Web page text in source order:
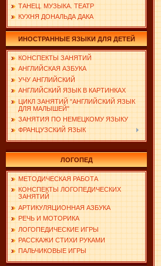
ТАНЕЦ. МУЗЫКА. ТЕАТР
КУХНЯ ДОНАЛЬДА ДАКА
ИНОСТРАННЫЕ ЯЗЫКИ ДЛЯ ДЕТЕЙ
КОНСПЕКТЫ ЗАНЯТИЙ
АНГЛИЙСКАЯ АЗБУКА
УЧУ АНГЛИЙСКИЙ
АНГЛИЙСКИЙ ЯЗЫК В КАРТИНКАХ
ЦИКЛ ЗАНЯТИЙ "АНГЛИЙСКИЙ ЯЗЫК
ДЛЯ МАЛЫШЕЙ"
ЗАНЯТИЯ ПО НЕМЕЦКОМУ ЯЗЫКУ
ФРАНЦУЗСКИЙ ЯЗЫК
ЛОГОПЕД
МЕТОДИЧЕСКАЯ РАБОТА
КОНСПЕКТЫ ЛОГОПЕДИЧЕСКИХ
ЗАНЯТИЙ
АРТИКУЛЯЦИОННАЯ АЗБУКА
РЕЧЬ И МОТОРИКА
ЛОГОПЕДИЧЕСКИЕ ИГРЫ
РАССКАЖИ СТИХИ РУКАМИ
ПАЛЬЧИКОВЫЕ ИГРЫ